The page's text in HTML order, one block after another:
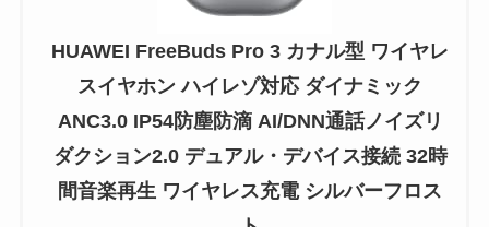
HUAWEI FreeBuds Pro 3 カナル型 ワイヤレ
スイヤホン ハイレゾ対応 ダイナミック
ANC3.0 IP54防塵防滴 AI/DNN通話ノイズリ
ダクション2.0 デュアル・デバイス接続 32時
間音楽再生 ワイヤレス充電 シルバーフロス